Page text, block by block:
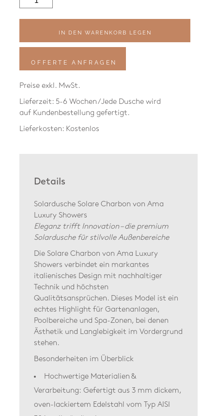
Solare
IN DEN WARENKORB LEGEN
OFFERTE ANFRAGEN
Preise exkl. MwSt.
Lieferzeit: 5-6 Wochen / Jede Dusche wird
auf Kundenbestellung gefertigt.
Lieferkosten: Kostenlos
Details
Solardusche Solare Charbon von Ama
Luxury Showers
Eleganz trifft Innovation – die premium
Solardusche für stilvolle Außenbereiche
Die Solare Charbon von Ama Luxury
Showers verbindet ein markantes
italienisches Design mit nachhaltiger
Technik und höchsten
Qualitätsansprüchen. Dieses Model ist ein
echtes Highlight für Gartenanlagen,
Poolbereiche und Spa-Zonen, bei denen
Ästhetik und Langlebigkeit im Vordergrund
stehen.
Besonderheiten im Überblick
Hochwertige Materialien &
Verarbeitung: Gefertigt aus 3 mm dickem,
oven-lackiertem Edelstahl vom Typ AISI